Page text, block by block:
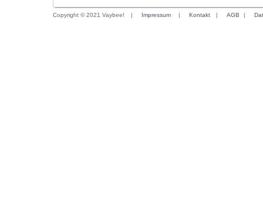
Copyright © 2021 Vaybee! | Impressum | Kontakt | AGB |